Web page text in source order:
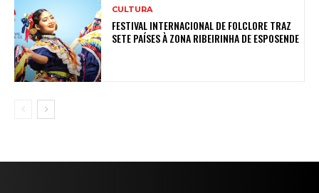
CULTURA
FESTIVAL INTERNACIONAL DE FOLCLORE TRAZ
SETE PAÍSES À ZONA RIBEIRINHA DE ESPOSENDE